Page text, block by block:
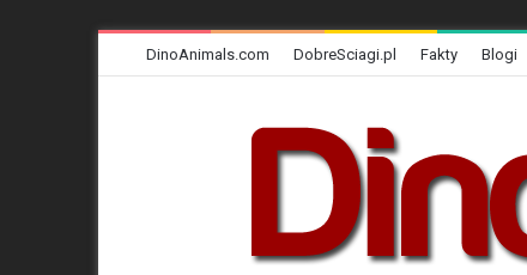
DinoAnimals.com DobreSciagi.pl Fakty Blogi